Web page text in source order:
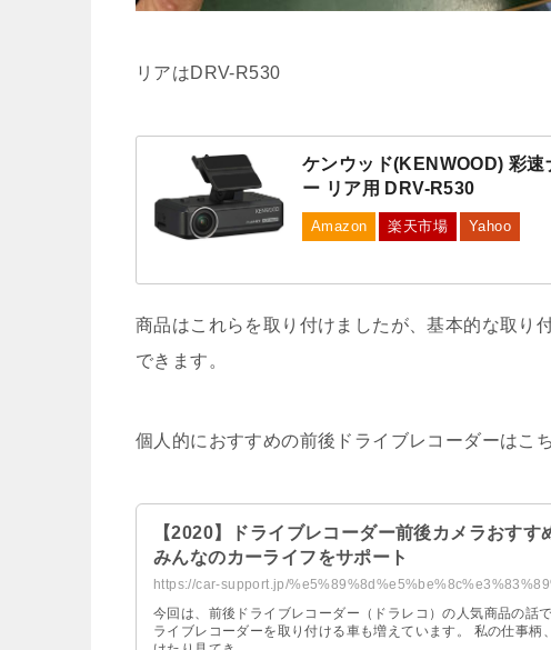
リアはDRV-R530
ケンウッド(KENWOOD) 彩
ー リア用 DRV-R530
Amazon 楽天市場 Yahoo
商品はこれらを取り付けましたが、基本的な取り
できます。
個人的におすすめの前後ドライブレコーダーはこ
【2020】ドライブレコーダー前後カメラおすす
みんなのカーライフをサポート
https://car-support.jp/
今回は、前後ドライブレコーダー（ドラレコ）の人気商品の話
ライブレコーダーを取り付ける車も増えています。 私の仕事